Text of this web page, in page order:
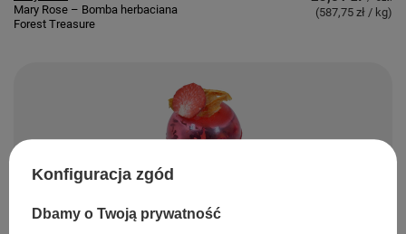
Mary Rose – Bomba herbaciana
Forest Treasure
(587,75 zł / kg)
Mary Rose
Konfiguracja zgód
Dbamy o Twoją prywatność